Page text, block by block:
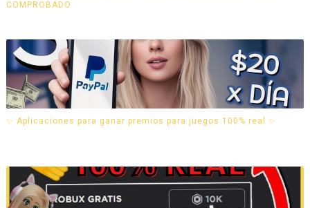
COMPROBADO
✨ Aplicaciones para ganar premios para juegos 100% real ✨